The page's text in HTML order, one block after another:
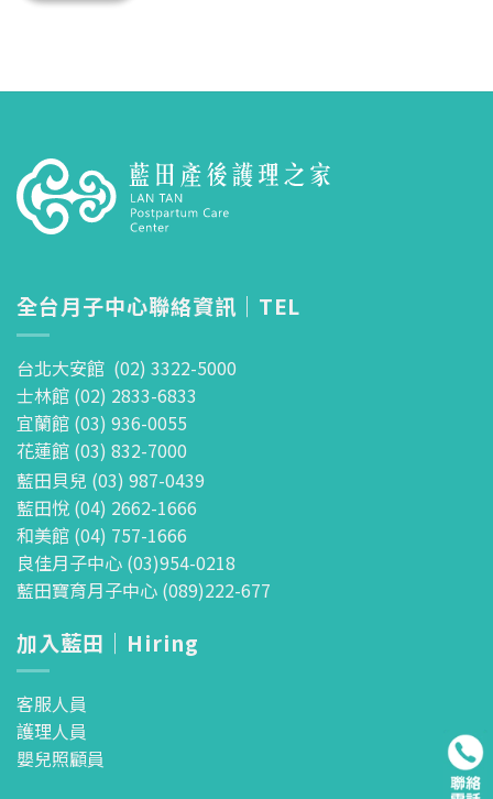
全台月子中心聯絡資訊｜TEL
台北大安館 (02) 3322-5000
士林館 (02) 2833-6833
宜蘭館 (03) 936-0055
花蓮館 (03) 832-7000
藍田貝兒 (03) 987-0439
藍田悅 (04) 2662-1666
和美館 (04) 757-1666
良佳月子中心 (03)954-0218
藍田寶育月子中心 (089)222-677
加入藍田｜Hiring
客服人員
護理人員
嬰兒照顧員